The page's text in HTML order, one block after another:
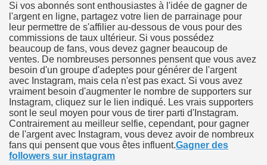
Si vos abonnés sont enthousiastes à l'idée de gagner de
l'argent en ligne, partagez votre lien de parrainage pour
leur permettre de s'affilier au-dessous de vous pour des
commissions de taux ultérieur. Si vous possédez
beaucoup de fans, vous devez gagner beaucoup de
ventes. De nombreuses personnes pensent que vous avez
besoin d'un groupe d'adeptes pour générer de l'argent
avec Instagram, mais cela n'est pas exact. Si vous avez
vraiment besoin d'augmenter le nombre de supporters sur
Instagram, cliquez sur le lien indiqué. Les vrais supporters
sont le seul moyen pour vous de tirer parti d'Instagram.
Contrairement au meilleur selfie, cependant, pour gagner
de l'argent avec Instagram, vous devez avoir de nombreux
fans qui pensent que vous êtes influent.Gagner des
followers sur instagram
Advertising Organization For Your Organization?
Full Human anatomy Massage at Home
For a Greater Combine!
in Your Organization Premises
Instrument - Easily Proofread Any Report!
a Good Essay